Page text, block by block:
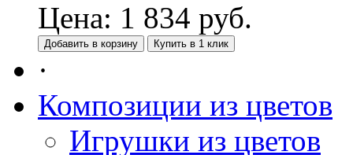
Цена: 1 834 руб.
Добавить в корзину Купить в 1 клик
·
Композиции из цветов
Игрушки из цветов